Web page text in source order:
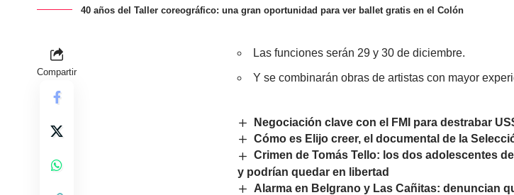
40 años del Taller coreográfico: una gran oportunidad para ver ballet gratis en el Colón
Compartir
Las funciones serán 29 y 30 de diciembre.
Y se combinarán obras de artistas con mayor
Negociación clave con el FMI para destrabar
Cómo es Elijo creer, el documental de la
Crimen de Tomás Tello: los dos adolescentes
y podrían quedar en libertad
Alarma en Belgrano y Las Cañitas: denuncian